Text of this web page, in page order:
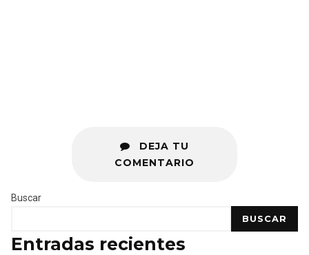
DEJA TU
COMENTARIO
Buscar
BUSCAR
Entradas recientes